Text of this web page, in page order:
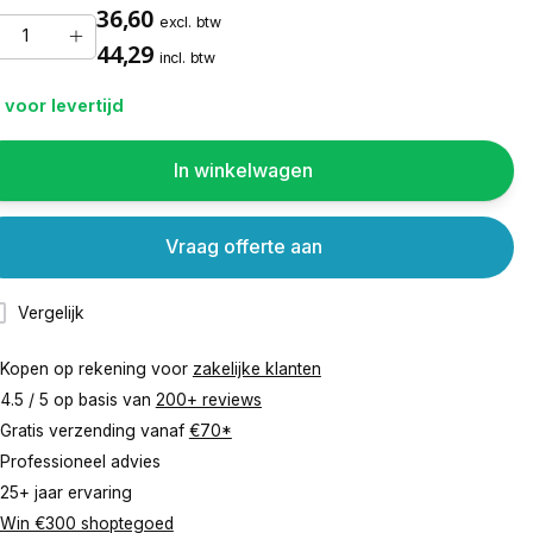
36,60 excl. btw
44,29 incl. btw
voor levertijd
In winkelwagen
Vergelijk
Vraag offerte aan
Kopen op rekening voor zakelijke klanten
4.5 / 5 op basis van 200+ reviews
Gratis verzending vanaf €70*
Professioneel advies
25+ jaar ervaring
Win €300 shoptegoed